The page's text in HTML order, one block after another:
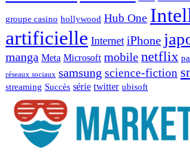
groupe casino hollywood Hub One
artificielle Internet iPhone
manga Meta Microsoft mobile netflix
réseaux sociaux samsung science-fiction
streaming Succès série twitter ubisoft